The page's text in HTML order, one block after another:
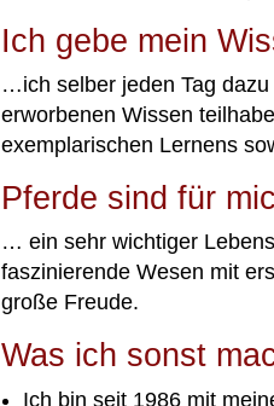
Ich gebe mein
…ich selber jeden Tag
erworbenen Wissen
exemplarischen Lernens
Pferde sind für
… ein sehr wichtiger
faszinierende Wesen mit
große Freude.
Was ich sonst
Ich bin seit 1986 mit